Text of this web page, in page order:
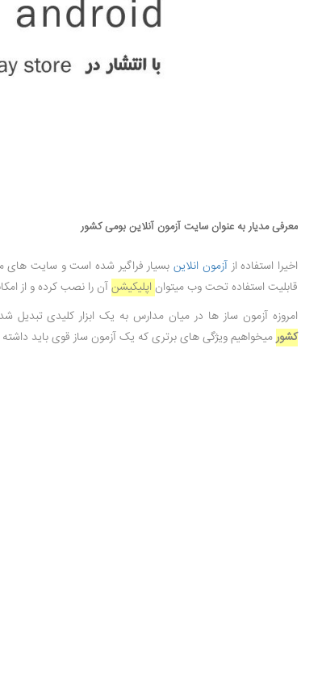
معرفی مدیار به عنوان سایت آزمون آنلاین بومی کشور
اخیرا استفاده ازآزمون انلاینبسیار فراگیر شده است و سایت های
قابلیت استفاده تحت وب میتوان اپلیکیشنآن را نصب کرده و از
امروزه آزمون ساز ها در میان مدارس به یک ابزار کلیدی
کشورمیخواهیم ویژگی های برتری که یک آزمون ساز قوی باید داشته